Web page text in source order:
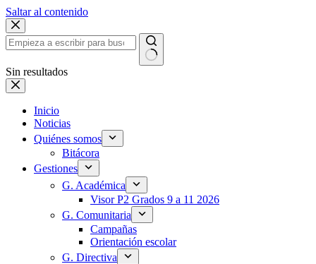
Saltar al contenido
Sin resultados
Inicio
Noticias
Quiénes somos
Bitácora
Gestiones
G. Académica
Visor P2 Grados 9 a 11 2026
G. Comunitaria
Campañas
Orientación escolar
G. Directiva